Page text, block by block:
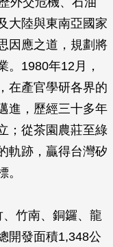
大陸與東南亞國家
因應之道，規劃將
。1980年12月，
在產官學研各界的
進，歷經三十多年
；從茶園農莊至綠
軌跡，贏得台灣矽
。
竹南、銅鑼、龍
開發面積1,348公